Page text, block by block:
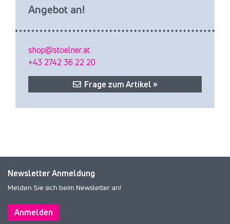
Angebot an!
shop@stoelner.at
+43 2742 36 22 20
Frage zum Artikel »
Newsletter Anmeldung
Melden Sie sich beim Newsletter an!
Anmelden